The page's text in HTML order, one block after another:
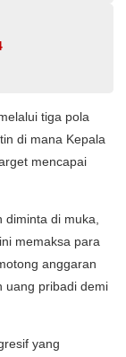
tiga pola
di mana Kepala
mencapai
di muka,
memaksa para
anggaran
uang pribadi demi
yang